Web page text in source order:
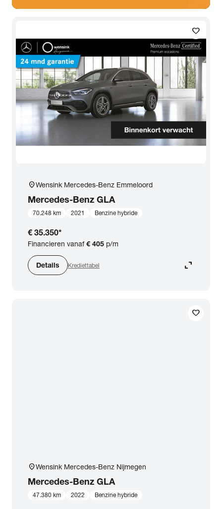
favorite
location_onWensink Mercedes-Benz Emmeloord
Mercedes-Benz GLA
70.248 km 2021 Benzine hybride
€ 35.350*
Financieren vanaf€ 405 p/m
Details Krediettabel expand_content
favorite
location_onWensink Mercedes-Benz Nijmegen
Mercedes-Benz GLA
47.380 km 2022 Benzine hybride